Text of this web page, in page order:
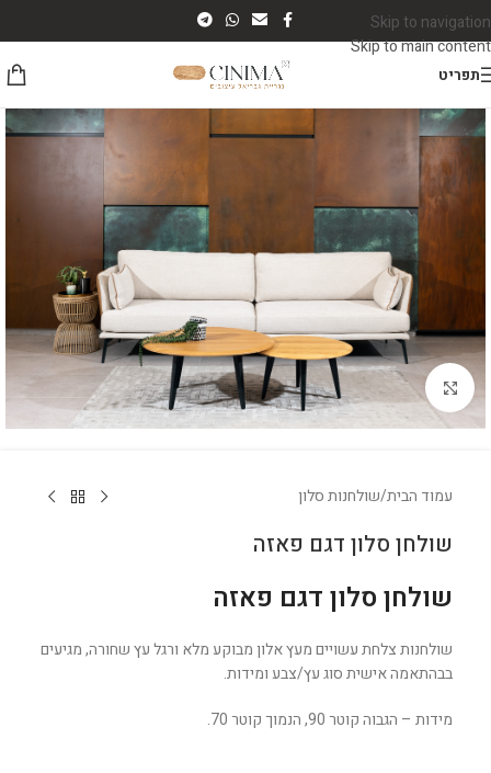
Skip to navigation
Skip to main content
תפריט
לחץ להגדלה
עמוד הבית/שולחנות סלון
שולחן סלון דגם פאזה
שולחן סלון דגם פאזה
שולחנות צלחת עשויים מעץ אלון מבוקע מלא ורגל עץ שחורה, מגיעים
בבהתאמה אישית סוג עץ/צבע ומידות.
מידות – הגבוה קוטר 90, הנמוך קוטר 70.